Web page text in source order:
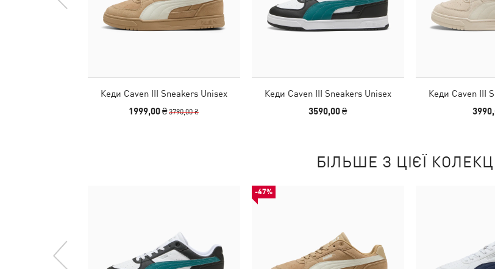
Кеди Caven III Sneakers Unisex
1999,00 ₴3790,00 ₴
Кеди Caven III Sneakers Unisex
3590,00 ₴
Кеди Caven III
БІЛЬШЕ З ЦІЄЇ
-47%